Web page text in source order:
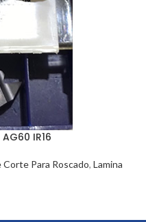
IR16
Para Roscado, Lamina